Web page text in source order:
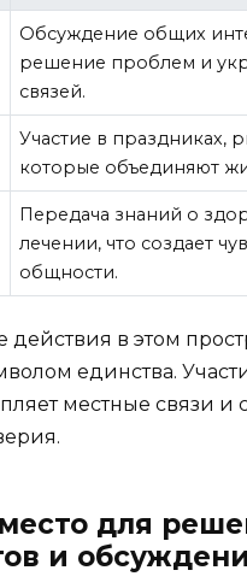
Обсуждение общих
решение проблем и
связей.
Участие в праздниках,
которые объединяют
Передача знаний о
лечении, что создает
общности.
действия в этом
единства.
местные связи и
для
и